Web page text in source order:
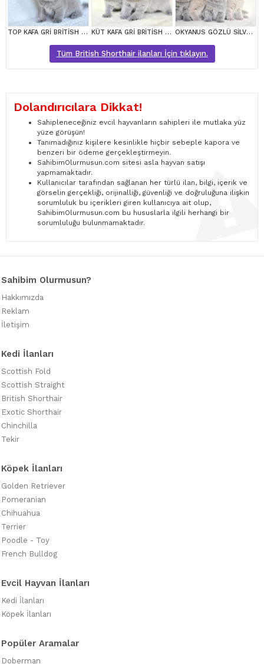
TOP KAFA GRİ BRİTİSH SHORTHAİR YAVRUMUZ KÜT KAFA GRİ BRİTİSH SHORTHAİR YAVRULARIMIZ OKYANUS GÖZLÜ SİLVER POİNT BRİTİSH SHORTHAİR YAVRUMUZ
Tüm British Shorthair ilanları İçin tıklayın.
Dolandırıcılara Dikkat!
Sahipleneceğiniz evcil hayvanların sahipleri ile mutlaka yüz
yüze görüşün!
Tanımadığınız kişilere kesinlikle hiçbir sebeple kapora ve
benzeri bir ödeme gerçekleştirmeyin.
SahibimOlurmusun.com sitesi asla hayvan satışı
yapmamaktadır.
Kullanıcılar tarafından sağlanan her türlü ilan, bilgi, içerik ve
görselin gerçekliği, orijinalliği, güvenliği ve doğruluğuna ilişkin
sorumluluk bu içerikleri giren kullanıcıya ait olup,
SahibimOlurmusun.com bu hususlarla ilgili herhangi bir
sorumluluğu bulunmamaktadır.
Sahibim Olurmusun?
Hakkımızda
Reklam
İletişim
Kedi İlanları
Scottish Fold
Scottish Straight
British Shorthair
Exotic Shorthair
Chinchilla
Tekir
Köpek İlanları
Golden Retriever
Pomeranian
Chihuahua
Terrier
Poodle - Toy
French Bulldog
Evcil Hayvan İlanları
Kedi İlanları
Köpek İlanları
Popüler Aramalar
Doberman